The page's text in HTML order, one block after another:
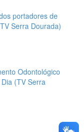
portadores de
Serra Dourada)
Odontológico
(TV Serra